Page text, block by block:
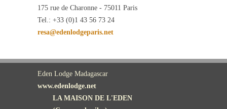
175 rue de Charonne - 75011 Paris
Tel.: +33 (0)1 43 56 73 24
resa@edenlodgeparis.net
Eden Lodge Madagascar
www.edenlodge.net
LA MAISON DE L'EDEN